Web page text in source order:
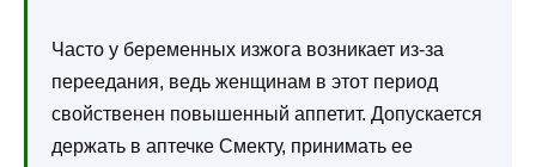
Часто у беременных изжога возникает из-за
переедания, ведь женщинам в этот период
свойственен повышенный аппетит. Допускается
держать в аптечке Смекту, принимать ее